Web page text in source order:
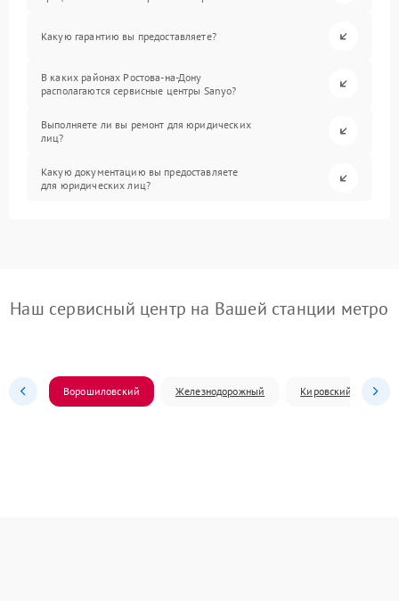
Какую гарантию вы предоставляете?
В каких районах Ростова-на-Дону
располагаются сервисные центры Sanyo?
Выполняете ли вы ремонт для юридических
лиц?
Какую документацию вы предоставляете
для юридических лиц?
Наш сервисный центр на Вашей станции метро
Ворошиловский Железнодорожный Кировский